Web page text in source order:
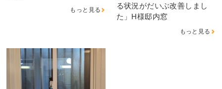
もっと見る
る状況がだいぶ改善しまし
た」H様邸内窓
もっと見る